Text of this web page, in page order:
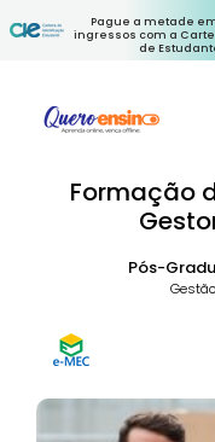
Pague a metade
ingressos com a
de
Formação
Pós-
Gestão